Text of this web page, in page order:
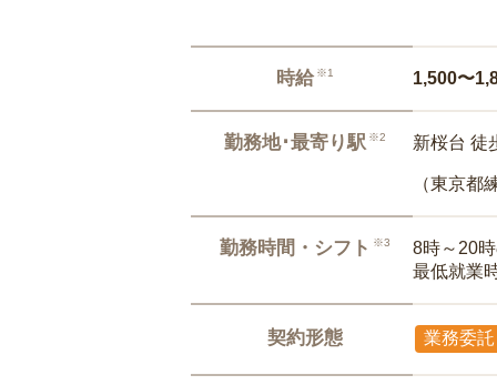
時給 ※1 1,500〜
勤務地･最寄り駅 ※2 新桜台 徒
（東京都
勤務時間・シフト ※3
8時～20
最低就業
契約形態 業務委託